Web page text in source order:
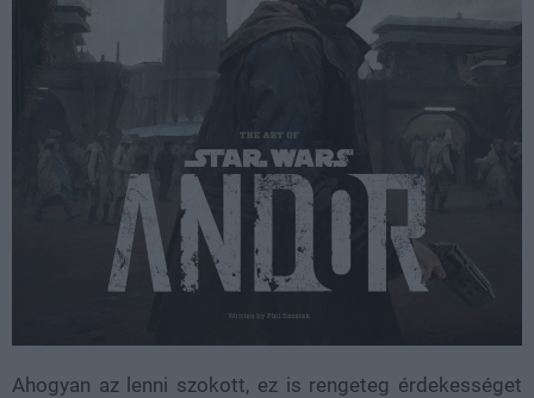
Ahogyan az lenni szokott, ez is rengeteg érdekességet